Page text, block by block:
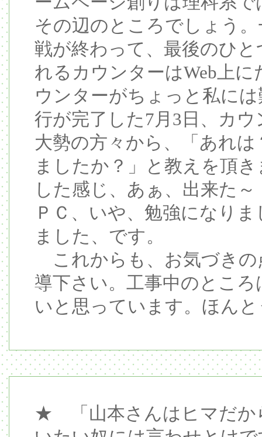
その辺のところでしょう
戦が終わって、最後のひ
れるカウンターはWeb上
ウンターがちょっと私に
行が完了した7月3日、カ
大勢の方々から、「あれ
ましたか？」と教えを頂
した感じ、あぁ、出来た
ＰＣ、いや、勉強になり
ました、です。
これからも、お気づきの
導下さい。工事中のとこ
いと思っています。ほん
★ 「山本さんはヒマだか